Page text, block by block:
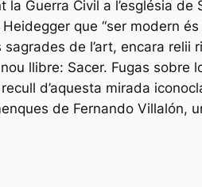
Guerra Civil a l’església
que “ser modern
de l’art, encara
llibre: Sacer. Fugas
d’aquesta mirada
de Fernando Villalón,